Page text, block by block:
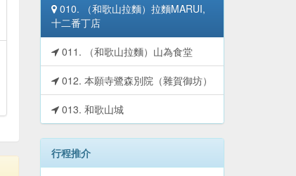
010. （和歌山拉麵）拉麵MARUI,
十二番丁店
011. （和歌山拉麵）山為食堂
012. 本願寺鷺森別院（雜賀御坊）
013. 和歌山城
行程推介